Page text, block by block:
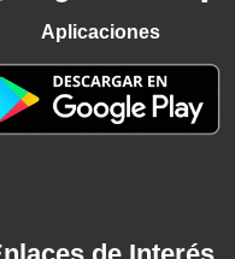
Aplicaciones